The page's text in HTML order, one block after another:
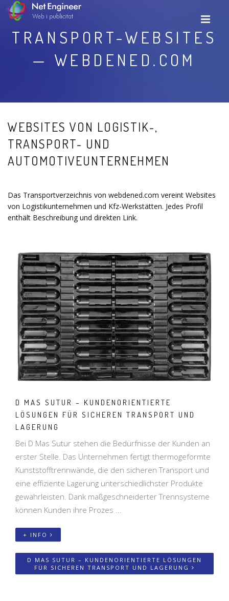
TRANSPORT-WEBSITES
— WEBDENED.COM
WEBSITES VON LOGISTIK-,
TRANSPORT- UND
AUTOMOTIVEUNTERNEHMEN
Das Transportverzeichnis von webdened.com vereint Websites
von Logistikunternehmen und Kfz-Werkstätten. Jedes Profil
enthält Beschreibung und direkten Link.
D MAS SUTUR – KUNDENORIENTIERTE
LÖSUNGEN FÜR SICHEREN TRANSPORT UND
LAGERUNG
Bei D Mas Sutur stehen die Bedürfnisse der Kunden an
erster Stelle. Das Unternehmen fertigt thermogeformte
Kunststofftrennwände, die den sicheren Transport und
eine effiziente Lagerung unterschiedlichster Produkte
gewährleisten. Dank maßgeschneiderter Trennsysteme
können Kunden ihre Prozes ...
+ INFO
D MAS SUTUR – KUNDENORIENTIERTE LÖSUNGEN
FÜR SICHEREN TRANSPORT UND LAGERUNG